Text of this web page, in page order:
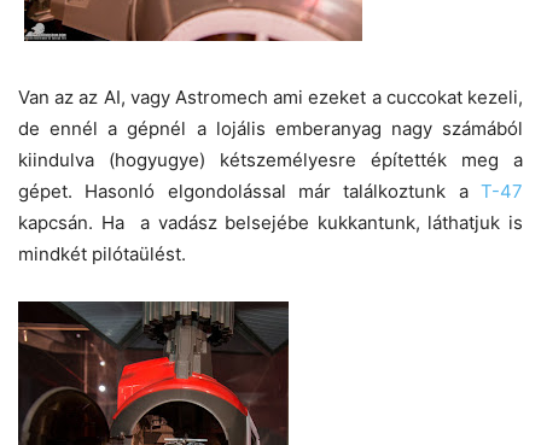
Van az az AI, vagy Astromech ami ezeket a cuccokat kezeli,
de ennél a gépnél a lojális emberanyag nagy számából
kiindulva (hogyugye) kétszemélyesre építették meg a
gépet. Hasonló elgondolással már találkoztunk a T-47
kapcsán. Ha a vadász belsejébe kukkantunk, láthatjuk is
mindkét pilótaülést.